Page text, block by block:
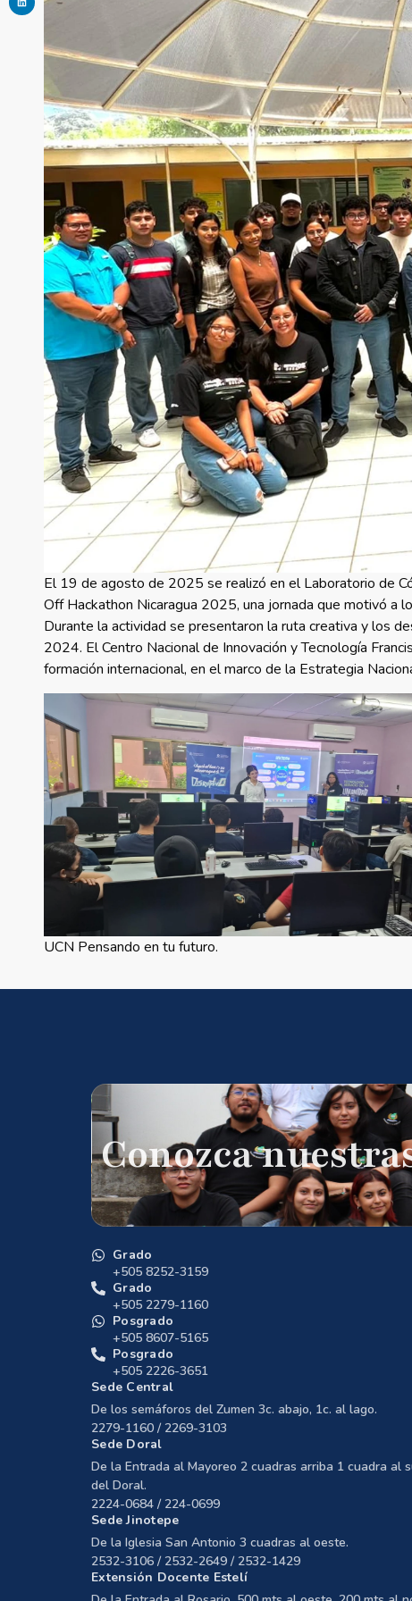
El 19 de agosto de 2025 se realizó en el Laboratorio de
Off Hackathon Nicaragua 2025, una jornada que motivó a
Durante la actividad se presentaron la ruta creativa y los
2024. El Centro Nacional de Innovación y Tecnología
formación internacional, en el marco de la Estrategia
UCN Pensando en tu futuro.
Conozca
Grado
+505 8252-3159
Grado
+505 2279-1160
Posgrado
+505 8607-5165
Posgrado
+505 2226-3651
Sede Central
De los semáforos del Zumen 3c. abajo, 1c. al lago.
2279-1160 / 2269-3103
Sede Doral
De la Entrada al Mayoreo 2 cuadras arriba 1 cuadra al
del Doral.
2224-0684 / 224-0699
Sede Jinotepe
De la Iglesia San Antonio 3 cuadras al oeste.
2532-3106 / 2532-2649 / 2532-1429
Extensión Docente Estelí